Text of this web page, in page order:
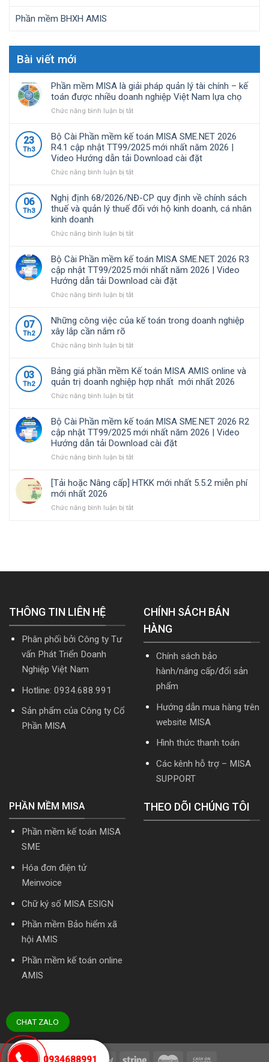
Phần mềm BHXH AMIS
Bài viết mới
Phần mềm MISA là giải pháp quản lý tài chính – kế
toán được nhiều doanh nghiệp Việt Nam lựa chọ
Chức năng bình luận bị tắtở
mềm
MISA
là
giải
pháp
tài
chính
kế
được
nhiều
doanh
nghiệp
Việt
chọ
23
Th3
Bộ Cài Phần mềm kế toán MISA SME.NET 2026
R4.1 cập nhật TT99/2025 mới nhất năm 2026 |
Video Hướng dẫn tải Download cài đặt
Chức năng bình luận bị tắtở
Phần
mềm
toán
SME.NET
2026
R4.1
cập
nhật
mới
nhất
2026
Video
Hướng
dẫn
tải
cài
đặt
06
Th3
Nghị định 68/2026/NĐ-CP quy định về chính sách
thuế và quản lý thuế đối với hộ kinh doanh, cá nhân
kinh doanh
Chức năng bình luận bị tắtở
định
68/2026/NĐ-
CP
quy
định
chính
sách
và
lý
thuế
đối
với
kinh
doanh,
cá
nhân
kinh
Bộ Cài Phần mềm kế toán MISA SME.NET 2026 R3
cập nhật TT99/2025 mới nhất năm 2026 | Video
Hướng dẫn tải Download cài đặt
Chức năng bình luận bị tắtở
Phần
kế
MISA
SME.NET
2026
R3
nhật
TT99/2025
mới
nhất
năm
|
Video
dẫn
07
Th2
Những công việc của kế toán trong doanh nghiệp
xây lắp cần nắm rõ
Chức năng bình luận bị tắtở
công
việc
của
kế
trong
doanh
nghiệp
xây
lắp
nắm
rõ
03
Th2
Bảng giá phần mềm Kế toán MISA AMIS online và
quản trị doanh nghiệp hợp nhất mới nhất 2026
Chức năng bình luận bị tắtở
giá
phần
mềm
Kế
toán
online
quản
Bộ Cài Phần mềm kế toán MISA SME.NET 2026 R2
cập nhật TT99/2025 mới nhất năm 2026 | Video
Hướng dẫn tải Download cài đặt
Chức năng bình luận bị tắtở
Phần
kế
nhất
2026
Download
[Tải hoặc Nâng cấp] HTKK mới nhất 5.5.2 miễn phí
mới nhất 2026
Chức năng bình luận bị tắtở
nhất
2026
THÔNG TIN LIÊN HỆ
Phân phối bởi Công ty Tư
vấn Phát Triển Doanh
Nghiệp Việt Nam
Hotline: 0934.688.991
Sản phẩm của Công ty Cổ
Phần MISA
CHÍNH SÁCH BÁN
HÀNG
Chính sách bảo
hành/nâng cấp/đổi sản
phẩm
Hướng dẫn mua hàng trên
website MISA
Hình thức thanh toán
Các kênh hỗ trợ – MISA
SUPPORT
PHẦN MỀM MISA
Phần mềm kế toán MISA
SME
Hóa đơn điện tử
Meinvoice
Chữ ký số MISA ESIGN
Phần mềm Bảo hiểm xã
hội AMIS
Phần mềm kế toán online
AMIS
THEO DÕI CHÚNG TÔI
CHAT ZALO
0934688991